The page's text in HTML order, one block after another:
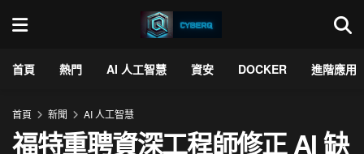
首頁 熱門 AI 人工智慧 資安 DOCKER 進階應用
首頁 新聞 AI 人工智慧
福特重聘資深工程師修正 AI 缺